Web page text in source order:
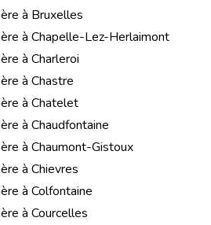
à Bruxelles
à Chapelle-Lez-Herlaimont
à Charleroi
à Chastre
à Chatelet
à Chaudfontaine
à Chaumont-Gistoux
à Chievres
à Colfontaine
à Courcelles